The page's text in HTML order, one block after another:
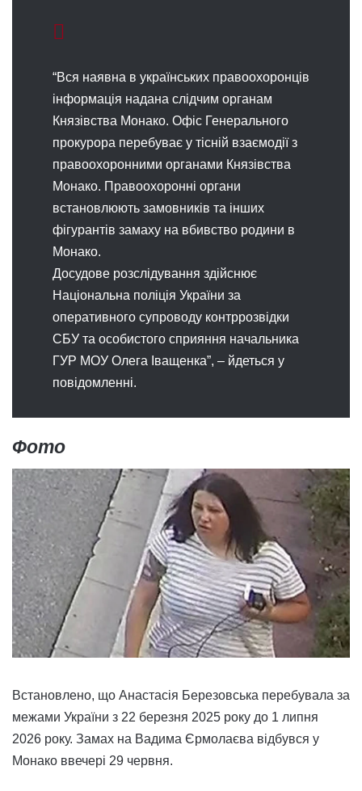
“Вся наявна в українських правоохоронців
інформація надана слідчим органам
Князівства Монако. Офіс Генерального
прокурора перебуває у тісній взаємодії з
правоохоронними органами Князівства
Монако. Правоохоронні органи
встановлюють замовників та інших
фігурантів замаху на вбивство родини в
Монако.
Досудове розслідування здійснює
Національна поліція України за
оперативного супроводу контррозвідки
СБУ та особистого сприяння начальника
ГУР МОУ Олега Іващенка”, – йдеться у
повідомленні.
Фото
Встановлено, що Анастасія Березовська перебувала за
межами України з 22 березня 2025 року до 1 липня
2026 року. Замах на Вадима Єрмолаєва відбувся у
Монако ввечері 29 червня.